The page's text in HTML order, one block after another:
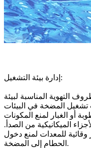
إدارة بيئة التشغيل:
التهوية المناسبة لبيئة
المضخة في البيئات
أو الغبار لمنع المكونات
الميكانيكية من الصدأ.
وقائية للمعدات لمنع دخول
الحطام إلى المضخة.